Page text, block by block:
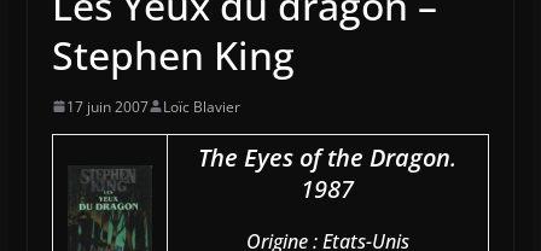
Stephen King
17 juin 2007 Loïc Blavier
The Eyes of the Dragon.
1987
Origine : Etats-Unis